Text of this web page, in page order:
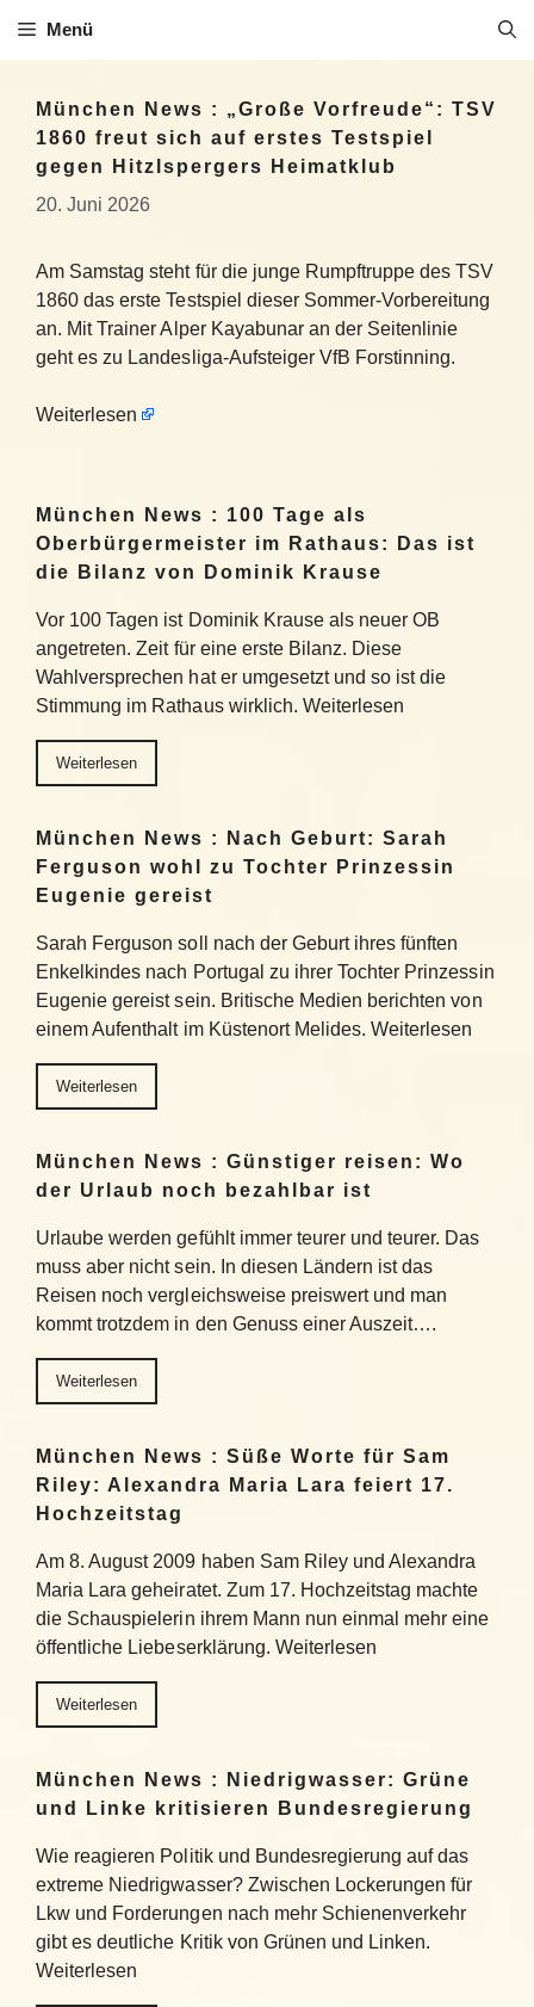
Inhalt
Menü
München News : „Große Vorfreude“: TSV
1860 freut sich auf erstes Testspiel
gegen Hitzlspergers Heimatklub
20. Juni 2026
Am Samstag steht für die junge Rumpftruppe des TSV
1860 das erste Testspiel dieser Sommer-Vorbereitung
an. Mit Trainer Alper Kayabunar an der Seitenlinie
geht es zu Landesliga-Aufsteiger VfB Forstinning.
Weiterlesen
München News : 100 Tage als
Oberbürgermeister im Rathaus: Das ist
die Bilanz von Dominik Krause
Vor 100 Tagen ist Dominik Krause als neuer OB
angetreten. Zeit für eine erste Bilanz. Diese
Wahlversprechen hat er umgesetzt und so ist die
Stimmung im Rathaus wirklich. Weiterlesen
Weiterlesen
München News : Nach Geburt: Sarah
Ferguson wohl zu Tochter Prinzessin
Eugenie gereist
Sarah Ferguson soll nach der Geburt ihres fünften
Enkelkindes nach Portugal zu ihrer Tochter Prinzessin
Eugenie gereist sein. Britische Medien berichten von
einem Aufenthalt im Küstenort Melides. Weiterlesen
Weiterlesen
München News : Günstiger reisen: Wo
der Urlaub noch bezahlbar ist
Urlaube werden gefühlt immer teurer und teurer. Das
muss aber nicht sein. In diesen Ländern ist das
Reisen noch vergleichsweise preiswert und man
kommt trotzdem in den Genuss einer Auszeit….
Weiterlesen
München News : Süße Worte für Sam
Riley: Alexandra Maria Lara feiert 17.
Hochzeitstag
Am 8. August 2009 haben Sam Riley und Alexandra
Maria Lara geheiratet. Zum 17. Hochzeitstag machte
die Schauspielerin ihrem Mann nun einmal mehr eine
öffentliche Liebeserklärung. Weiterlesen
Weiterlesen
München News : Niedrigwasser: Grüne
und Linke kritisieren Bundesregierung
Wie reagieren Politik und Bundesregierung auf das
extreme Niedrigwasser? Zwischen Lockerungen für
Lkw und Forderungen nach mehr Schienenverkehr
gibt es deutliche Kritik von Grünen und Linken.
Weiterlesen